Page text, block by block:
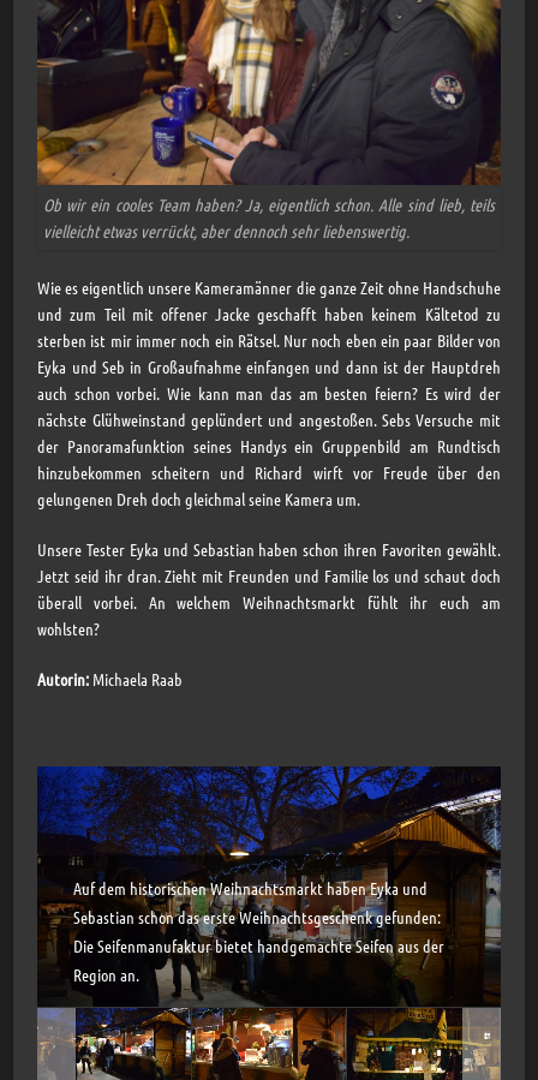
Ob wir ein cooles Team haben? Ja, eigentlich schon. Alle sind lieb, teils
vielleicht etwas verrückt, aber dennoch sehr liebenswertig.
Wie es eigentlich unsere Kameramänner die ganze Zeit ohne Handschuhe
und zum Teil mit offener Jacke geschafft haben keinem Kältetod zu
sterben ist mir immer noch ein Rätsel. Nur noch eben ein paar Bilder von
Eyka und Seb in Großaufnahme einfangen und dann ist der Hauptdreh
auch schon vorbei. Wie kann man das am besten feiern? Es wird der
nächste Glühweinstand geplündert und angestoßen. Sebs Versuche mit
der Panoramafunktion seines Handys ein Gruppenbild am Rundtisch
hinzubekommen scheitern und Richard wirft vor Freude über den
gelungenen Dreh doch gleichmal seine Kamera um.
Unsere Tester Eyka und Sebastian haben schon ihren Favoriten gewählt.
Jetzt seid ihr dran. Zieht mit Freunden und Familie los und schaut doch
überall vorbei. An welchem Weihnachtsmarkt fühlt ihr euch am
wohlsten?
Autorin: Michaela Raab
Auf dem historischen Weihnachtsmarkt haben Eyka und
Sebastian schon das erste Weihnachtsgeschenk gefunden:
Die Seifenmanufaktur bietet handgemachte Seifen aus der
Region an.